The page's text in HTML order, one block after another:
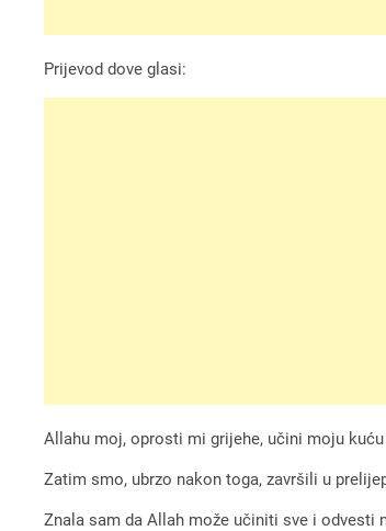
Prijevod dove glasi:
Allahu moj, oprosti mi grijehe, učini moju
Zatim smo, ubrzo nakon toga, završili u
Znala sam da Allah može učiniti sve i odvesti